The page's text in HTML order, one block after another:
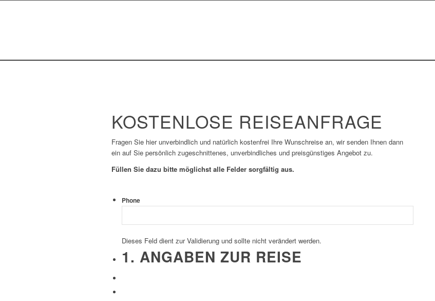
KOSTENLOSE REISEANFRAGE
Fragen Sie hier unverbindlich und natürlich kostenfrei Ihre Wunschreise an, wir senden Ihnen dann
ein auf Sie persönlich zugeschnittenes, unverbindliches und preisgünstiges Angebot zu.
Füllen Sie dazu bitte möglichst alle Felder sorgfältig aus.
Phone
Dieses Feld dient zur Validierung und sollte nicht verändert werden.
1. ANGABEN ZUR REISE